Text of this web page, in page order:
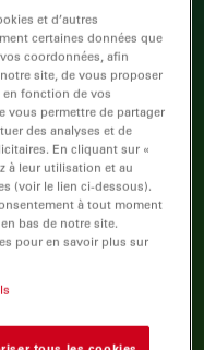
et d’autres
certaines données que
coordonnées, afin
site, de vous proposer
fonction de vos
vous permettre de partager
des analyses et de
En cliquant sur «
à leur utilisation et au
(voir le lien ci-dessous).
à tout moment
bas de notre site.
pour en savoir plus sur